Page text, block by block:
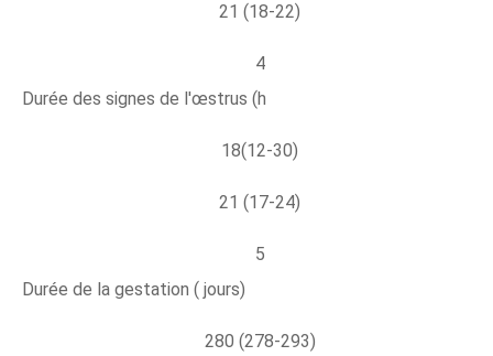
21 (18-22)
4
Durée des signes de l'œstrus (h
18(12-30)
21 (17-24)
5
Durée de la gestation ( jours)
280 (278-293)